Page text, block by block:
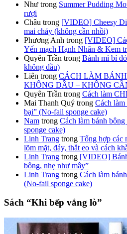
Như trong Summer Pudding
rượi
Châu trong [VIDEO] Cheesy
mai chảy (không cần nhồi)
Phương Anh trong [VIDEO]
Yến mạch Hạnh Nhân & Kem
Quyên Trần trong Bánh mì bí
không dầu)
Liên trong CÁCH LÀM
KHÔNG DẦU – KHÔNG
Quyên Trần trong Cách làm
Mai Thanh Quý trong Cách làm
bại” (No-fail sponge cake)
Nam trong Cách làm bánh
sponge cake)
Linh Trang trong Tổng hợp các
lõm mặt, đáy, thắt eo và cách
Linh Trang trong [VIDEO]
bông, nhẹ như mây”
Linh Trang trong Cách làm
(No-fail sponge cake)
Sách “Khi bếp vắng lò”